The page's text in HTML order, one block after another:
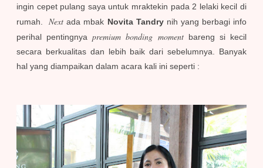
ingin cepet pulang saya untuk mraktekin pada 2 lelaki kecil di
rumah.Next ada mbak Novita Tandrynih yang berbagi info
perihal pentingnyapremium bonding moment bareng si kecil
secara berkualitas dan lebih baik dari sebelumnya. Banyak
hal yang diampaikan dalam acara kali ini seperti :